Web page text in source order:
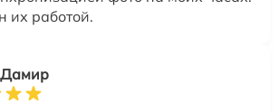
их работой.